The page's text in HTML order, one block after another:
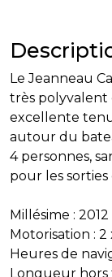
Le Jeanneau
très polyvalent
excellente
autour du
4 personnes,
pour les
Millésime : 2012
Motorisation : 2
Heures de
Longueur hors